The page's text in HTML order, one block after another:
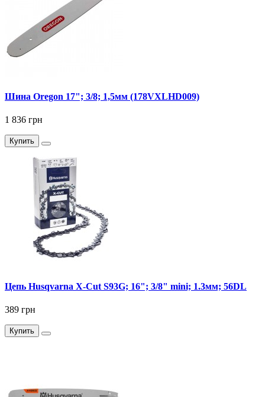
Шина Oregon 17"; 3/8; 1,5мм (178VXLHD009)
1 836 грн
Купить
Цепь Husqvarna X-Cut S93G; 16"; 3/8" mini; 1.3мм; 56DL
389 грн
Купить